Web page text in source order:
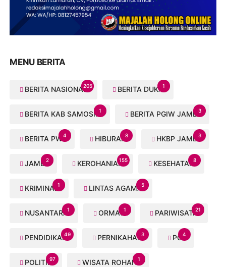
MENU BERITA
BERITA NASIONAL205 BERITA DUKA1
BERITA KAB SAMOSIR1 BERITA PGIW JAMBI3
BERITA PWI4 HIBURAN8 HKBP JAMBI3
JAMBI2 KEROHANIAN155 KESEHATAN8
KRIMINAL1 LINTAS AGAMA5
NUSANTARA1 ORMAS1 PARIWISATA21
PENDIDIKAN49 PERNIKAHAN3 PGI4
POLITIK97 WISATA ROHANI1